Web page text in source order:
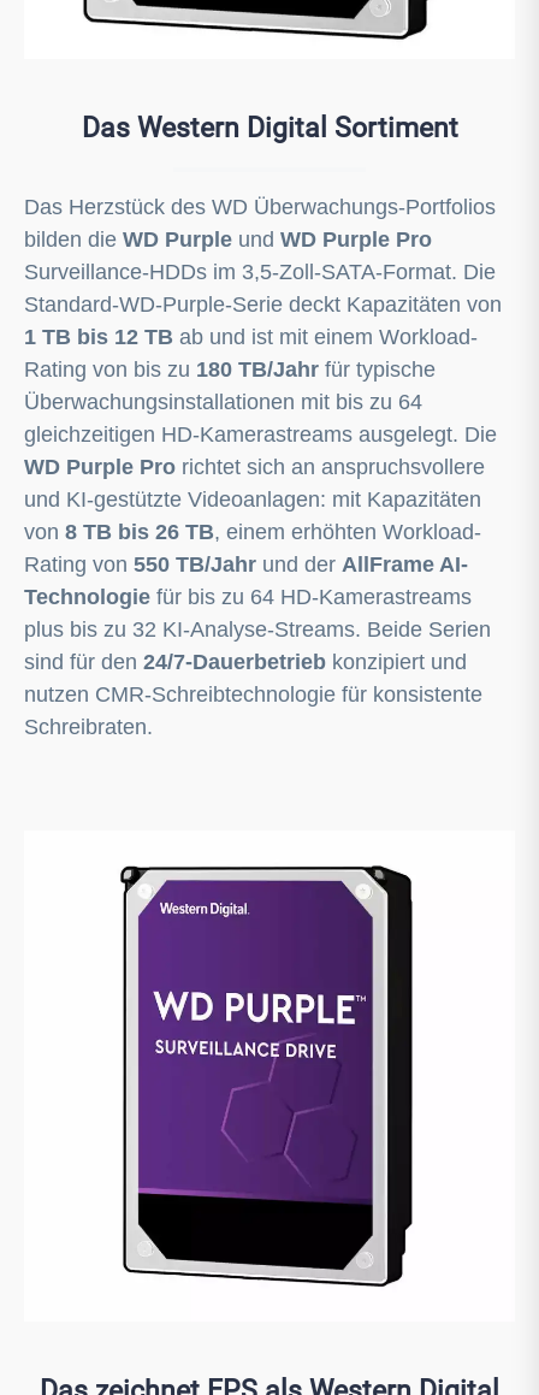
Das Western Digital Sortiment
Das Herzstück des WD Überwachungs-Portfolios
bilden die WD Purple und WD Purple Pro
Surveillance-HDDs im 3,5-Zoll-SATA-Format. Die
Standard-WD-Purple-Serie deckt Kapazitäten von
1 TB bis 12 TB ab und ist mit einem Workload-
Rating von bis zu 180 TB/Jahr für typische
Überwachungsinstallationen mit bis zu 64
gleichzeitigen HD-Kamerastreams ausgelegt. Die
WD Purple Pro richtet sich an anspruchsvollere
und KI-gestützte Videoanlagen: mit Kapazitäten
von 8 TB bis 26 TB, einem erhöhten Workload-
Rating von 550 TB/Jahr und der AllFrame AI-
Technologie für bis zu 64 HD-Kamerastreams
plus bis zu 32 KI-Analyse-Streams. Beide Serien
sind für den 24/7-Dauerbetrieb konzipiert und
nutzen CMR-Schreibtechnologie für konsistente
Schreibraten.